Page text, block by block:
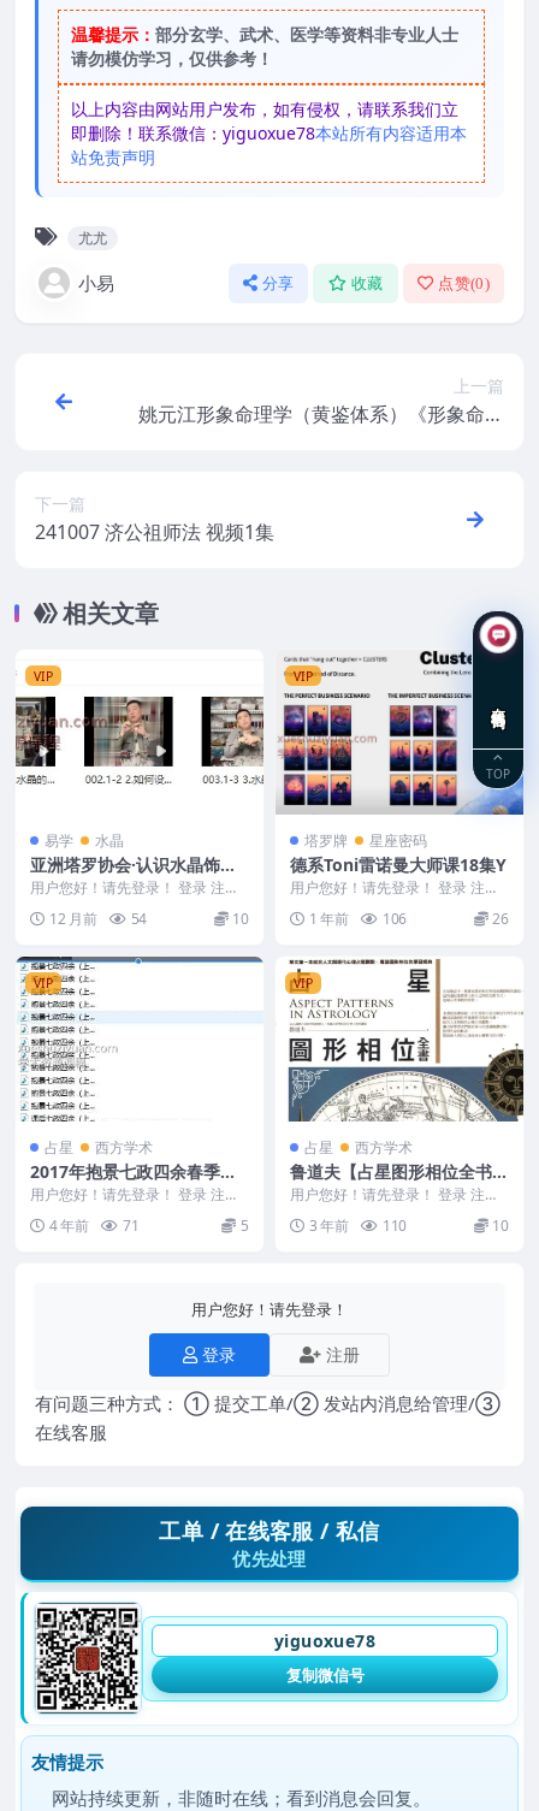
温馨提示： 部分玄学、武术、医学等资料非专业人士
请勿模仿学习，仅供参考！
以上内容由网站用户发布，如有侵权，请联系我们立
即删除！联系微信：yiguoxue78本站所有内容适用本
站免责声明
尤尤
小易 分享 收藏 点赞(0)
上一篇
姚元江形象命理学（黄鉴体系）《形象命理
下一篇
241007 济公祖师法 视频1集
相关文章
VIP
易学 水晶
亚洲塔罗协会·认识水晶‬饰品
课3集视频Y
用户您好！请先登录！ 登录 注册
亚洲塔罗协会·认识水晶‬饰品课3集
视频Y 25...
12 月前 54 10
VIP
塔罗牌 星座密码
德系Toni雷诺曼大师课18集Y
用户您好！请先登录！ 登录 注册
德系Toni雷诺曼大师课18集Y 250
424...1 年前 106 26
VIP
占星 西方学术
2017年抱景七政四余春季班
录音10个
用户您好！请先登录！ 登录 注册
2017年抱景七政四余春季班录音
编号：222...
4 年前 71 5
VIP
占星 西方学术
鲁道夫【占星图形相位全书】
繁体横版彩色扫描
用户您好！请先登录！ 登录 注册
占星图形相位全书. 鲁道夫【占星
图形相位全书】...
3 年前 110 10
用户您好！请先登录！
登录 注册
有问题三种方式： ① 提交工单/② 发站内消息给管理/③
在线客服
工单 / 在线客服 / 私信
优先处理
yiguoxue78
复制微信号
友情提示
网站持续更新，非随时在线；看到消息会回复。
TOP